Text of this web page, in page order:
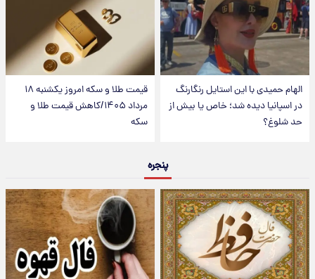
الهام حمیدی با این استایل رنگارنگ
در اسپانیا دیده شد؛ خاص یا بیش از
حد شلوغ؟
قیمت طلا و سکه امروز یکشنبه ۱۸
مرداد ۱۴۰۵/کاهش قیمت طلا و
سکه
پنجره